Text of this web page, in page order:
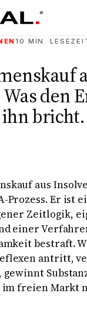
10 MIN.
den
bricht.
aus
Er ist
Zeitlogik,
einer
bestraft.
antritt,
im freien Markt